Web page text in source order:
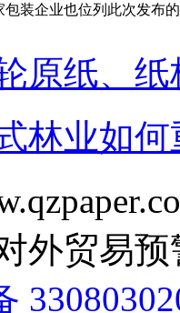
装企业也位列此次发布
原纸、
林业如
外贸易